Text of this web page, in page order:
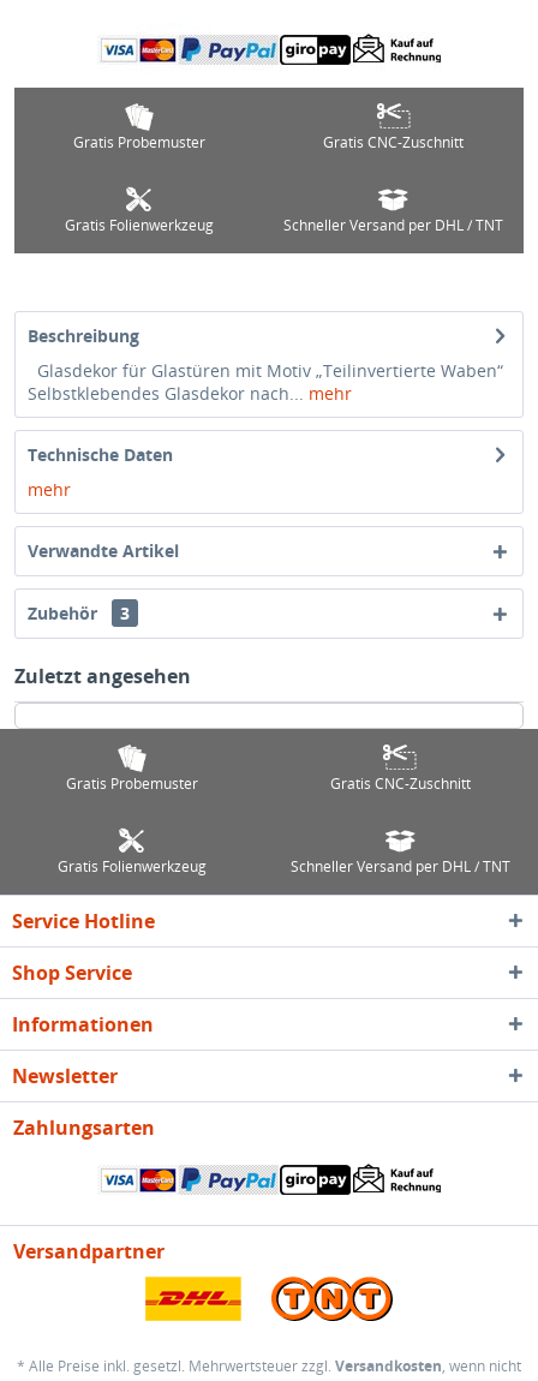
Gratis Probemuster Gratis CNC-Zuschnitt
Gratis Folienwerkzeug Schneller Versand per DHL / TNT
Beschreibung
Glasdekor für Glastüren mit Motiv „Teilinvertierte Waben“
Selbstklebendes Glasdekor nach... mehr
Technische Daten
mehr
Verwandte Artikel
Zubehör 3
Zuletzt angesehen
Gratis Probemuster Gratis CNC-Zuschnitt
Gratis Folienwerkzeug Schneller Versand per DHL / TNT
Service Hotline
Shop Service
Informationen
Newsletter
Zahlungsarten
Versandpartner
* Alle Preise inkl. gesetzl. Mehrwertsteuer zzgl. Versandkosten, wenn nicht